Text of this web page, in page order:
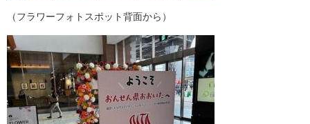
（フラワーフォトスポット背面から）